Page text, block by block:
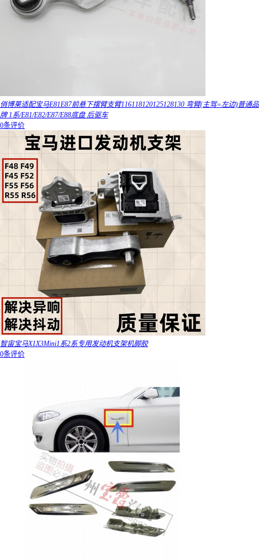
俏博莱适配宝马E81E87前悬下摆臂支臂116118120125128130 弯臂(主驾=左边)普通品
牌 1系/E81/E82/E87/E88底盘 后驱车
0条评价
智宙宝马X1X3Mini1系2系专用发动机支架机脚胶
0条评价